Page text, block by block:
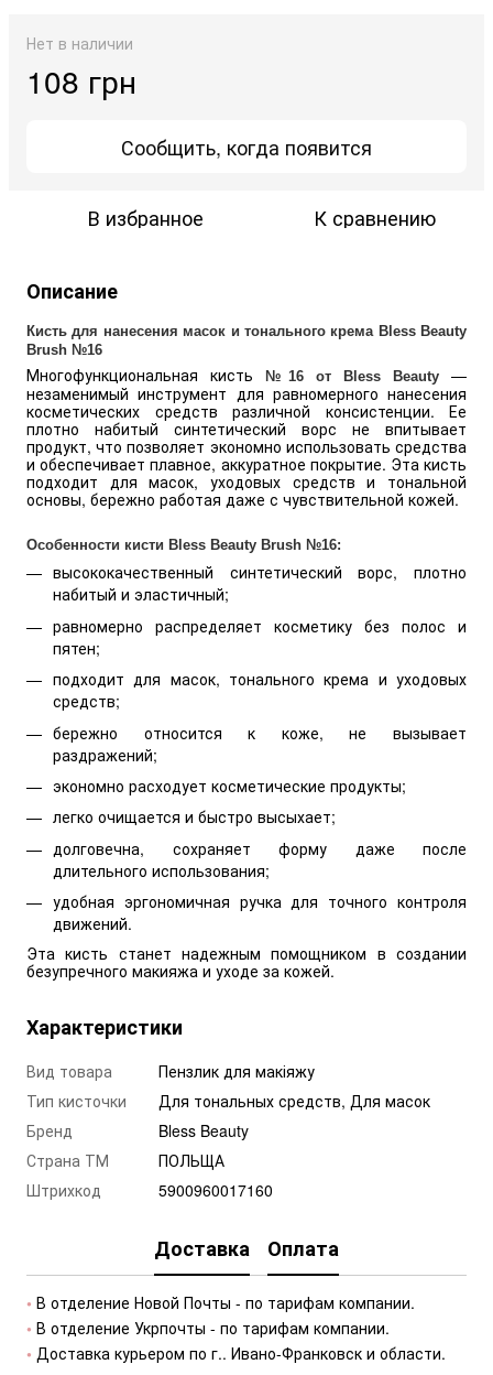
Нет в наличии
108 грн
Сообщить, когда появится
В избранное К сравнению
Описание
Кисть для нанесения масок и тонального крема Bless Beauty
Brush №16
Многофункциональная кисть №16 от Bless Beauty
—
незаменимый инструмент для равномерного нанесения
косметических средств различной консистенции. Ее
плотно набитый синтетический ворс не впитывает
продукт, что позволяет экономно использовать средства
и обеспечивает плавное, аккуратное покрытие. Эта кисть
подходит для масок, уходовых средств и тональной
основы, бережно работая даже с чувствительной кожей.
Особенности кисти Bless Beauty Brush №16:
высококачественный синтетический ворс, плотно
набитый и эластичный;
равномерно распределяет косметику без полос и
пятен;
подходит для масок, тонального крема и уходовых
средств;
бережно относится к коже, не вызывает
раздражений;
экономно расходует косметические продукты;
легко очищается и быстро высыхает;
долговечна, сохраняет форму даже после
длительного использования;
удобная эргономичная ручка для точного контроля
движений.
Эта кисть станет надежным помощником в создании
безупречного макияжа и уходе за кожей.
Характеристики
Вид товара
Пензлик для макіяжу
Тип кисточки
Для тональных средств, Для масок
Бренд
Bless Beauty
Страна ТМ
ПОЛЬЩА
Штрихкод
5900960017160
Доставка Оплата
• В отделение Новой Почты - по тарифам компании.
• В отделение Укрпочты - по тарифам компании.
• Доставка курьером по г.. Ивано-Франковск и области.